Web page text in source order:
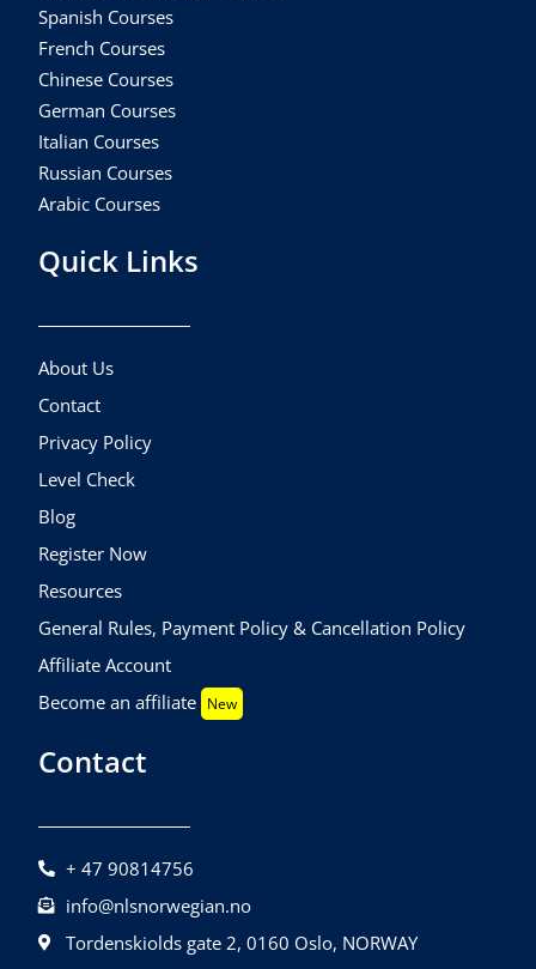
Spanish Courses
French Courses
Chinese Courses
German Courses
Italian Courses
Russian Courses
Arabic Courses
Quick Links
About Us
Contact
Privacy Policy
Level Check
Blog
Register Now
Resources
General Rules, Payment Policy & Cancellation Policy
Affiliate Account
Become an affiliate New
Contact
+ 47 90814756
info@nlsnorwegian.no
Tordenskiolds gate 2, 0160 Oslo, NORWAY